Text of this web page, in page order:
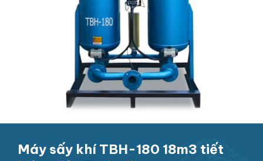
Máy sấy khí TBH-180 18m3 tiết